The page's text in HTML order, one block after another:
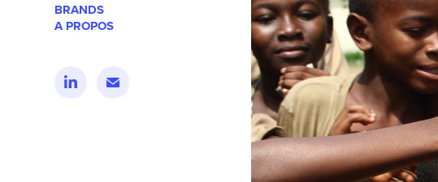
BRANDS
A PROPOS